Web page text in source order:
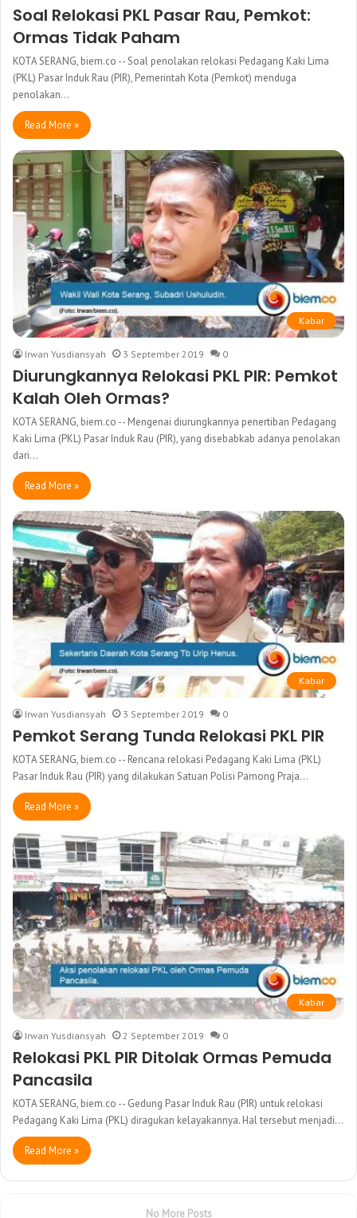
Soal Relokasi PKL Pasar Rau, Pemkot:
Ormas Tidak Paham
KOTA SERANG, biem.co -- Soal penolakan relokasi Pedagang Kaki Lima
(PKL) Pasar Induk Rau (PIR), Pemerintah Kota (Pemkot) menduga
penolakan…
Read More »
Kabar
Irwan Yusdiansyah 3 September 2019 0
Diurungkannya Relokasi PKL PIR: Pemkot
Kalah Oleh Ormas?
KOTA SERANG, biem.co -- Mengenai diurungkannya penertiban Pedagang
Kaki Lima (PKL) Pasar Induk Rau (PIR), yang disebabkab adanya penolakan
dari…
Read More »
Kabar
Irwan Yusdiansyah 3 September 2019 0
Pemkot Serang Tunda Relokasi PKL PIR
KOTA SERANG, biem.co -- Rencana relokasi Pedagang Kaki Lima (PKL)
Pasar Induk Rau (PIR) yang dilakukan Satuan Polisi Pamong Praja…
Read More »
Kabar
Irwan Yusdiansyah 2 September 2019 0
Relokasi PKL PIR Ditolak Ormas Pemuda
Pancasila
KOTA SERANG, biem.co -- Gedung Pasar Induk Rau (PIR) untuk relokasi
Pedagang Kaki Lima (PKL) diragukan kelayakannya. Hal tersebut menjadi…
Read More »
No More Posts